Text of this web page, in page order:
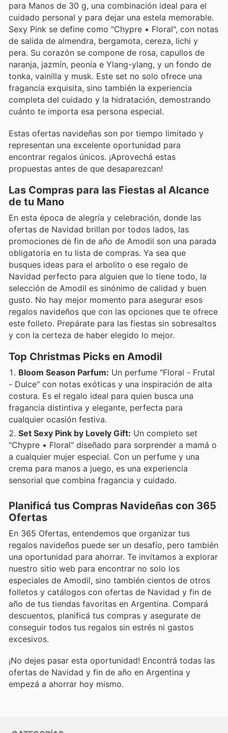
para Manos de 30 g, una combinación ideal para el
cuidado personal y para dejar una estela memorable.
Sexy Pink se define como "Chypre • Floral", con notas
de salida de almendra, bergamota, cereza, lichi y
pera. Su corazón se compone de rosa, capullos de
naranja, jazmín, peonía e Ylang-ylang, y un fondo de
tonka, vainilla y musk. Este set no solo ofrece una
fragancia exquisita, sino también la experiencia
completa del cuidado y la hidratación, demostrando
cuánto te importa esa persona especial.
Estas ofertas navideñas son por tiempo limitado y
representan una excelente oportunidad para
encontrar regalos únicos. ¡Aprovechá estas
propuestas antes de que desaparezcan!
Las Compras para las Fiestas al Alcance
de tu Mano
En esta época de alegría y celebración, donde las
ofertas de Navidad brillan por todos lados, las
promociones de fin de año de Amodil son una parada
obligatoria en tu lista de compras. Ya sea que
busques ideas para el arbolito o ese regalo de
Navidad perfecto para alguien que lo tiene todo, la
selección de Amodil es sinónimo de calidad y buen
gusto. No hay mejor momento para asegurar esos
regalos navideños que con las opciones que te ofrece
este folleto. Prepárate para las fiestas sin sobresaltos
y con la certeza de haber elegido lo mejor.
Top Christmas Picks en Amodil
Bloom Season Parfum: Un perfume "Floral - Frutal
- Dulce" con notas exóticas y una inspiración de alta
costura. Es el regalo ideal para quien busca una
fragancia distintiva y elegante, perfecta para
cualquier ocasión festiva.
Set Sexy Pink by Lovely Gift: Un completo set
"Chypre • Floral" diseñado para sorprender a mamá o
a cualquier mujer especial. Con un perfume y una
crema para manos a juego, es una experiencia
sensorial que combina fragancia y cuidado.
Planificá tus Compras Navideñas con 365
Ofertas
En 365 Ofertas, entendemos que organizar tus
regalos navideños puede ser un desafío, pero también
una oportunidad para ahorrar. Te invitamos a explorar
nuestro sitio web para encontrar no solo los
especiales de Amodil, sino también cientos de otros
folletos y catálogos con ofertas de Navidad y fin de
año de tus tiendas favoritas en Argentina. Compará
descuentos, planificá tus compras y asegurate de
conseguir todos tus regalos sin estrés ni gastos
excesivos.
¡No dejes pasar esta oportunidad! Encontrá todas las
ofertas de Navidad y fin de año en Argentina y
empezá a ahorrar hoy mismo.